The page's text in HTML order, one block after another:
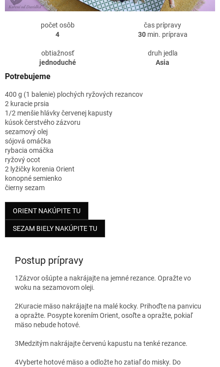
počet osôb
4
čas prípravy
30min. príprava
obtiažnosť
jednoduché
druh jedla
Asia
Potrebujeme
400 g (1 balenie) plochých ryžových rezancov
2 kuracie prsia
1/2 menšie hlávky červenej kapusty
kúsok čerstvého zázvoru
sezamový olej
sójová omáčka
rybacia omáčka
ryžový ocot
2 lyžičky korenia Orient
konopné semienko
čierny sezam
ORIENT NAKÚPITE TU
SEZAM BIELY NAKÚPITE TU
Postup prípravy
1Zázvor ošúpte a nakrájajte na jemné rezance. Opražte vo
woku na sezamovom oleji.
2Kuracie mäso nakrájajte na malé kocky. Prihoďte na panvicu
a opražte. Posypte korením Orient, osoľte a opražte, pokiaľ
mäso nebude hotové.
3Medzitým nakrájajte červenú kapustu na tenké rezance.
4Vyberte hotové mäso a odložte ho zatiaľ do misky. Do